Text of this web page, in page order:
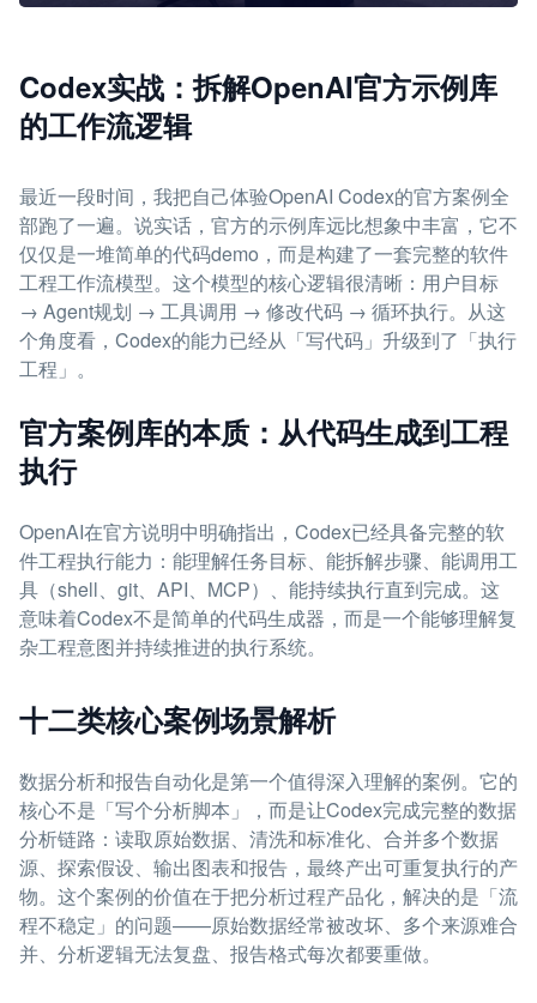
Codex实战：拆解OpenAI官方示例库
的工作流逻辑
最近一段时间，我把自己体验OpenAI Codex的官方案例全
部跑了一遍。说实话，官方的示例库远比想象中丰富，它不
仅仅是一堆简单的代码demo，而是构建了一套完整的软件
工程工作流模型。这个模型的核心逻辑很清晰：用户目标
→ Agent规划 → 工具调用 → 修改代码 → 循环执行。从这
个角度看，Codex的能力已经从「写代码」升级到了「执行
工程」。
官方案例库的本质：从代码生成到工程
执行
OpenAI在官方说明中明确指出，Codex已经具备完整的软
件工程执行能力：能理解任务目标、能拆解步骤、能调用工
具（shell、git、API、MCP）、能持续执行直到完成。这
意味着Codex不是简单的代码生成器，而是一个能够理解复
杂工程意图并持续推进的执行系统。
十二类核心案例场景解析
数据分析和报告自动化是第一个值得深入理解的案例。它的
核心不是「写个分析脚本」，而是让Codex完成完整的数据
分析链路：读取原始数据、清洗和标准化、合并多个数据
源、探索假设、输出图表和报告，最终产出可重复执行的产
物。这个案例的价值在于把分析过程产品化，解决的是「流
程不稳定」的问题——原始数据经常被改坏、多个来源难合
并、分析逻辑无法复盘、报告格式每次都要重做。